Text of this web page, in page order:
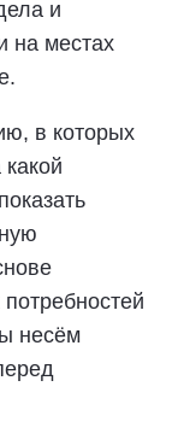
и
на местах
в которых
несём